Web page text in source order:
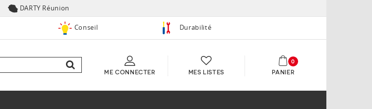
DARTY Réunion
Conseil Durabilité
ME CONNECTER MES LISTES PANIER
0